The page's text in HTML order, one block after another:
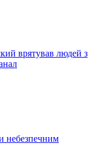
врятував людей з
небезпечним